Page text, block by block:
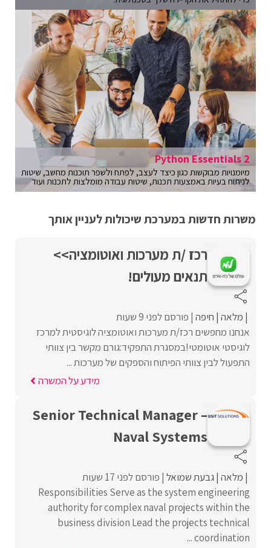
Python Essentials 2
מיומנויות מבוקשות כגון כיצד לעצב, לפתח ולשפר תוכנות מחשב, שיטות
לניתוח בעיות באמצעות תכנות, שיטות עבודה מומלצות לתכנות ועוד
משרות חדשות במערכת שיכולות לעניין אותך
רכז /ת מערכות ואוטומציה>>
תנאים מעולים!
מלאה חיפה פורסם לפני 9 שעות
אנחנו מחפשים רכז/ת מערכות ואוטומציה לוגיסטית למרכז
לוגיסטי אוטומטי!במסגרת התפקיד:גורם מקשר בין צוותי
התפעול לבין צוותי הפיתוח והספקים של מערכות ...
מידע על המשרה
Senior Technical Manager –
Naval Systems
מלאה גבעת שמואל פורסם לפני 17 שעות
Responsibilities Serve as the system engineering
authority for complex naval projects within the
business division Lead the projects technical
coordination ...